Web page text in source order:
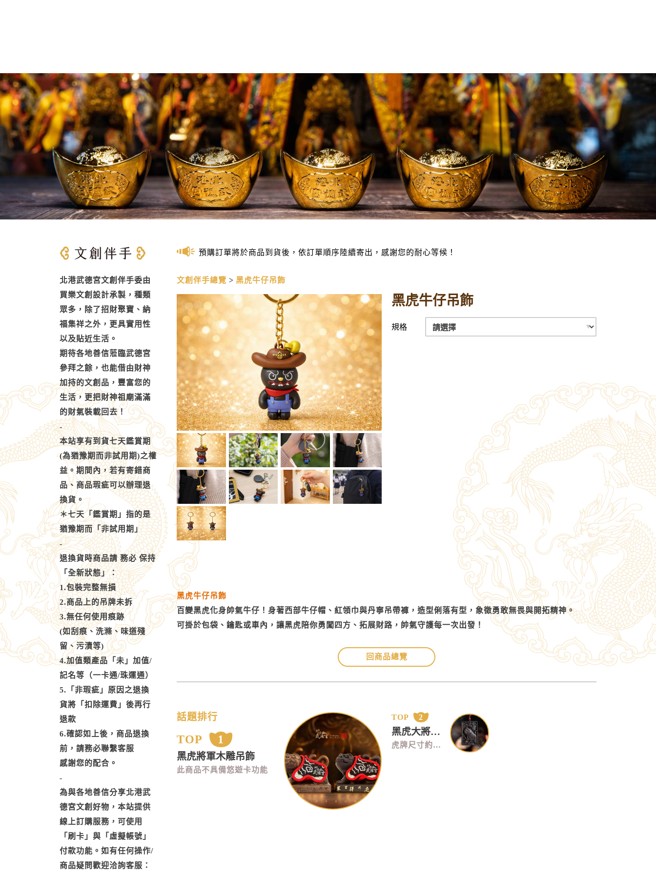
北港武德宮文創伴手委由
買樂文創設計承製，種類
眾多，除了招財聚寶、納
福集祥之外，更具實用性
以及貼近生活。
期待各地善信蒞臨武德宮
參拜之餘，也能借由財神
加持的文創品，豐富您的
生活，更把財神祖廟滿滿
的財氣裝載回去！
-
本站享有到貨七天鑑賞期
(為猶豫期而非試用期)之權
益。期間內，若有寄錯商
品、商品瑕疵可以辦理退
換貨。
＊七天「鑑賞期」指的是
猶豫期而「非試用期」
-
退換貨時商品請 務必 保持
「全新狀態」：
1.包裝完整無損
2.商品上的吊牌未拆
3.無任何使用痕跡
(如刮痕、洗滌、味道殘
留、污漬等)
4.加值類產品「未」加值/
記名等（一卡通/珠運通）
5.「非瑕疵」原因之退換
貨將「扣除運費」後再行
退款
6.確認如上後，商品退換
前，請務必聯繫客服
感謝您的配合。
-
為與各地善信分享北港武
德宮文創好物，本站提供
線上訂購服務，可使用
「刷卡」與「虛擬帳號」
付款功能。如有任何操作/
商品疑問歡迎洽詢客服：
預購訂單將於商品到貨後，依訂單順序陸續寄出，感謝您的耐心等候！
文創伴手總覽 黑虎牛仔吊飾
黑虎牛仔吊飾
規格
黑虎牛仔吊飾
百變黑虎化身帥氣牛仔！身著西部牛仔帽、紅領巾與丹寧吊帶褲，造型俐落有型，象徵勇敢無畏與開拓精神。
可掛於包袋、鑰匙或車內，讓黑虎陪你勇闖四方、拓展財路，帥氣守護每一次出發！
回商品總覽
話題排行
TOP 1
黑虎將軍木雕吊飾
此商品不具備悠遊卡功能
TOP 2
黑虎大將軍虎牌
虎牌尺寸約寬5*高7.5*厚1cm